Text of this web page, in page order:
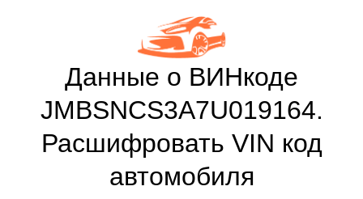
Данные о ВИНкоде
JMBSNCS3A7U019164.
Расшифровать VIN код
автомобиля